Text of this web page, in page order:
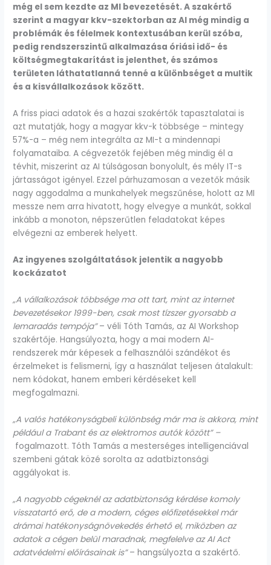
még el sem kezdte az MI bevezetését. A szakértő
szerint a magyar kkv-szektorban az AI még mindig a
problémák és félelmek kontextusában kerül szóba,
pedig rendszerszintű alkalmazása óriási idő- és
költségmegtakarítást is jelenthet, és számos
területen láthatatlanná tenné a különbséget a multik
és a kisvállalkozások között.
A friss piaci adatok és a hazai szakértők tapasztalatai is
azt mutatják, hogy a magyar kkv-k többsége – mintegy
57%-a – még nem integrálta az MI-t a mindennapi
folyamataiba. A cégvezetők fejében még mindig él a
tévhit, miszerint az AI túlságosan bonyolult, és mély IT-s
jártasságot igényel. Ezzel párhuzamosan a vezetők másik
nagy aggodalma a munkahelyek megszűnése, holott az MI
messze nem arra hivatott, hogy elvegye a munkát, sokkal
inkább a monoton, népszerűtlen feladatokat képes
elvégezni az emberek helyett.
Az ingyenes szolgáltatások jelentik a nagyobb
kockázatot
„A vállalkozások többsége ma ott tart, mint az internet
bevezetésekor 1999-ben, csak most tízszer gyorsabb a
lemaradás tempója”– véli Tóth Tamás, az AI Workshop
szakértője. Hangsúlyozta, hogy a mai modern AI-
rendszerek már képesek a felhasználói szándékot és
érzelmeket is felismerni, így a használat teljesen átalakult:
nem kódokat, hanem emberi kérdéseket kell
megfogalmazni.
„A valós hatékonyságbeli különbség már ma is akkora, mint
például a Trabant és az elektromos autók között” –
fogalmazott. Tóth Tamás a mesterséges intelligenciával
szembeni gátak közé sorolta az adatbiztonsági
aggályokat is.
„A nagyobb cégeknél az adatbiztonság kérdése komoly
visszatartó erő, de a modern, céges előfizetésekkel már
drámai hatékonyságnövekedés érhető el, miközben az
adatok a cégen belül maradnak, megfelelve az AI Act
adatvédelmi előírásainak is”– hangsúlyozta a szakértő.